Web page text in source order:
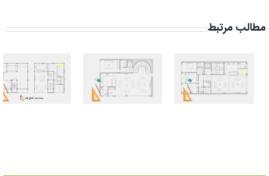
مطالب مرتبط
بهترین نقشه
ساختمان
10×20 | پلان
سه خوابه بی
طراحی نقشه
ویلا دوبلکس
۱۱۰ متری دلباز +
شاه‌نشین